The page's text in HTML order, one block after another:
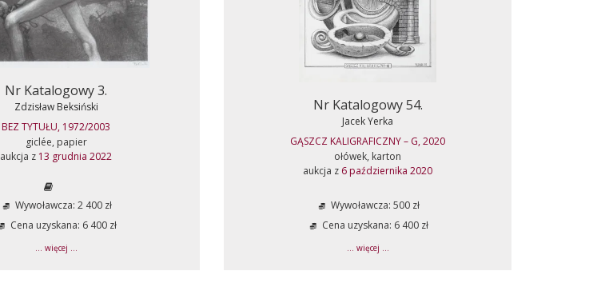
Nr Katalogowy 3.
Zdzisław Beksiński
BEZ TYTUŁU, 1972/2003
giclée, papier
aukcja z 13 grudnia 2022
Wywoławcza: 2 400 zł
Cena uzyskana: 6 400 zł
... więcej ...
Nr Katalogowy 54.
Jacek Yerka
GĄSZCZ KALIGRAFICZNY – G, 2020
ołówek, karton
aukcja z 6 października 2020
Wywoławcza: 500 zł
Cena uzyskana: 6 400 zł
... więcej ...